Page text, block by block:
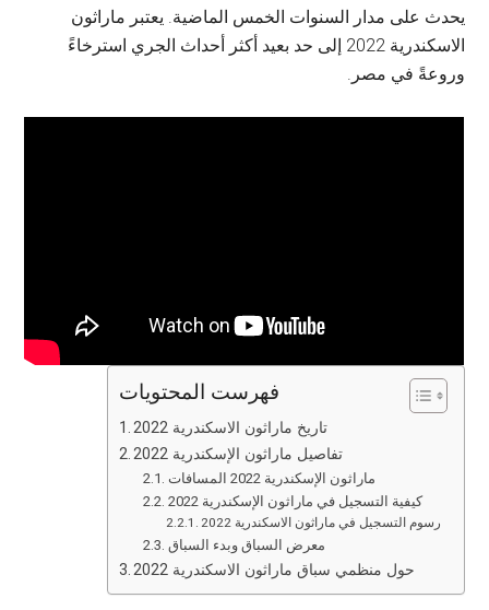
يحدث على مدار السنوات الخمس الماضية. يعتبر ماراثون
الاسكندرية 2022 إلى حد بعيد أكثر أحداث الجري استرخاءً
وروعةً في مصر.
فهرست المحتويات
تاريخ ماراثون الاسكندرية 2022
تفاصيل ماراثون الإسكندرية 2022
ماراثون الإسكندرية 2022 المسافات
كيفية التسجيل في ماراثون الإسكندرية 2022
رسوم التسجيل في ماراثون الاسكندرية 2022
معرض السباق وبدء السباق
حول منظمي سباق ماراثون الاسكندرية 2022